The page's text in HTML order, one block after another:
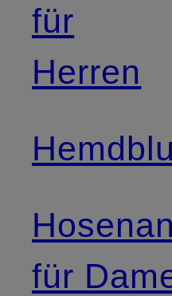
für
Herren
für